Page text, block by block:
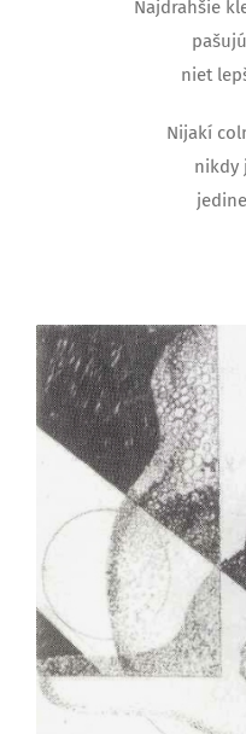
Najdrahšie
niet
Nijakí
nikdy